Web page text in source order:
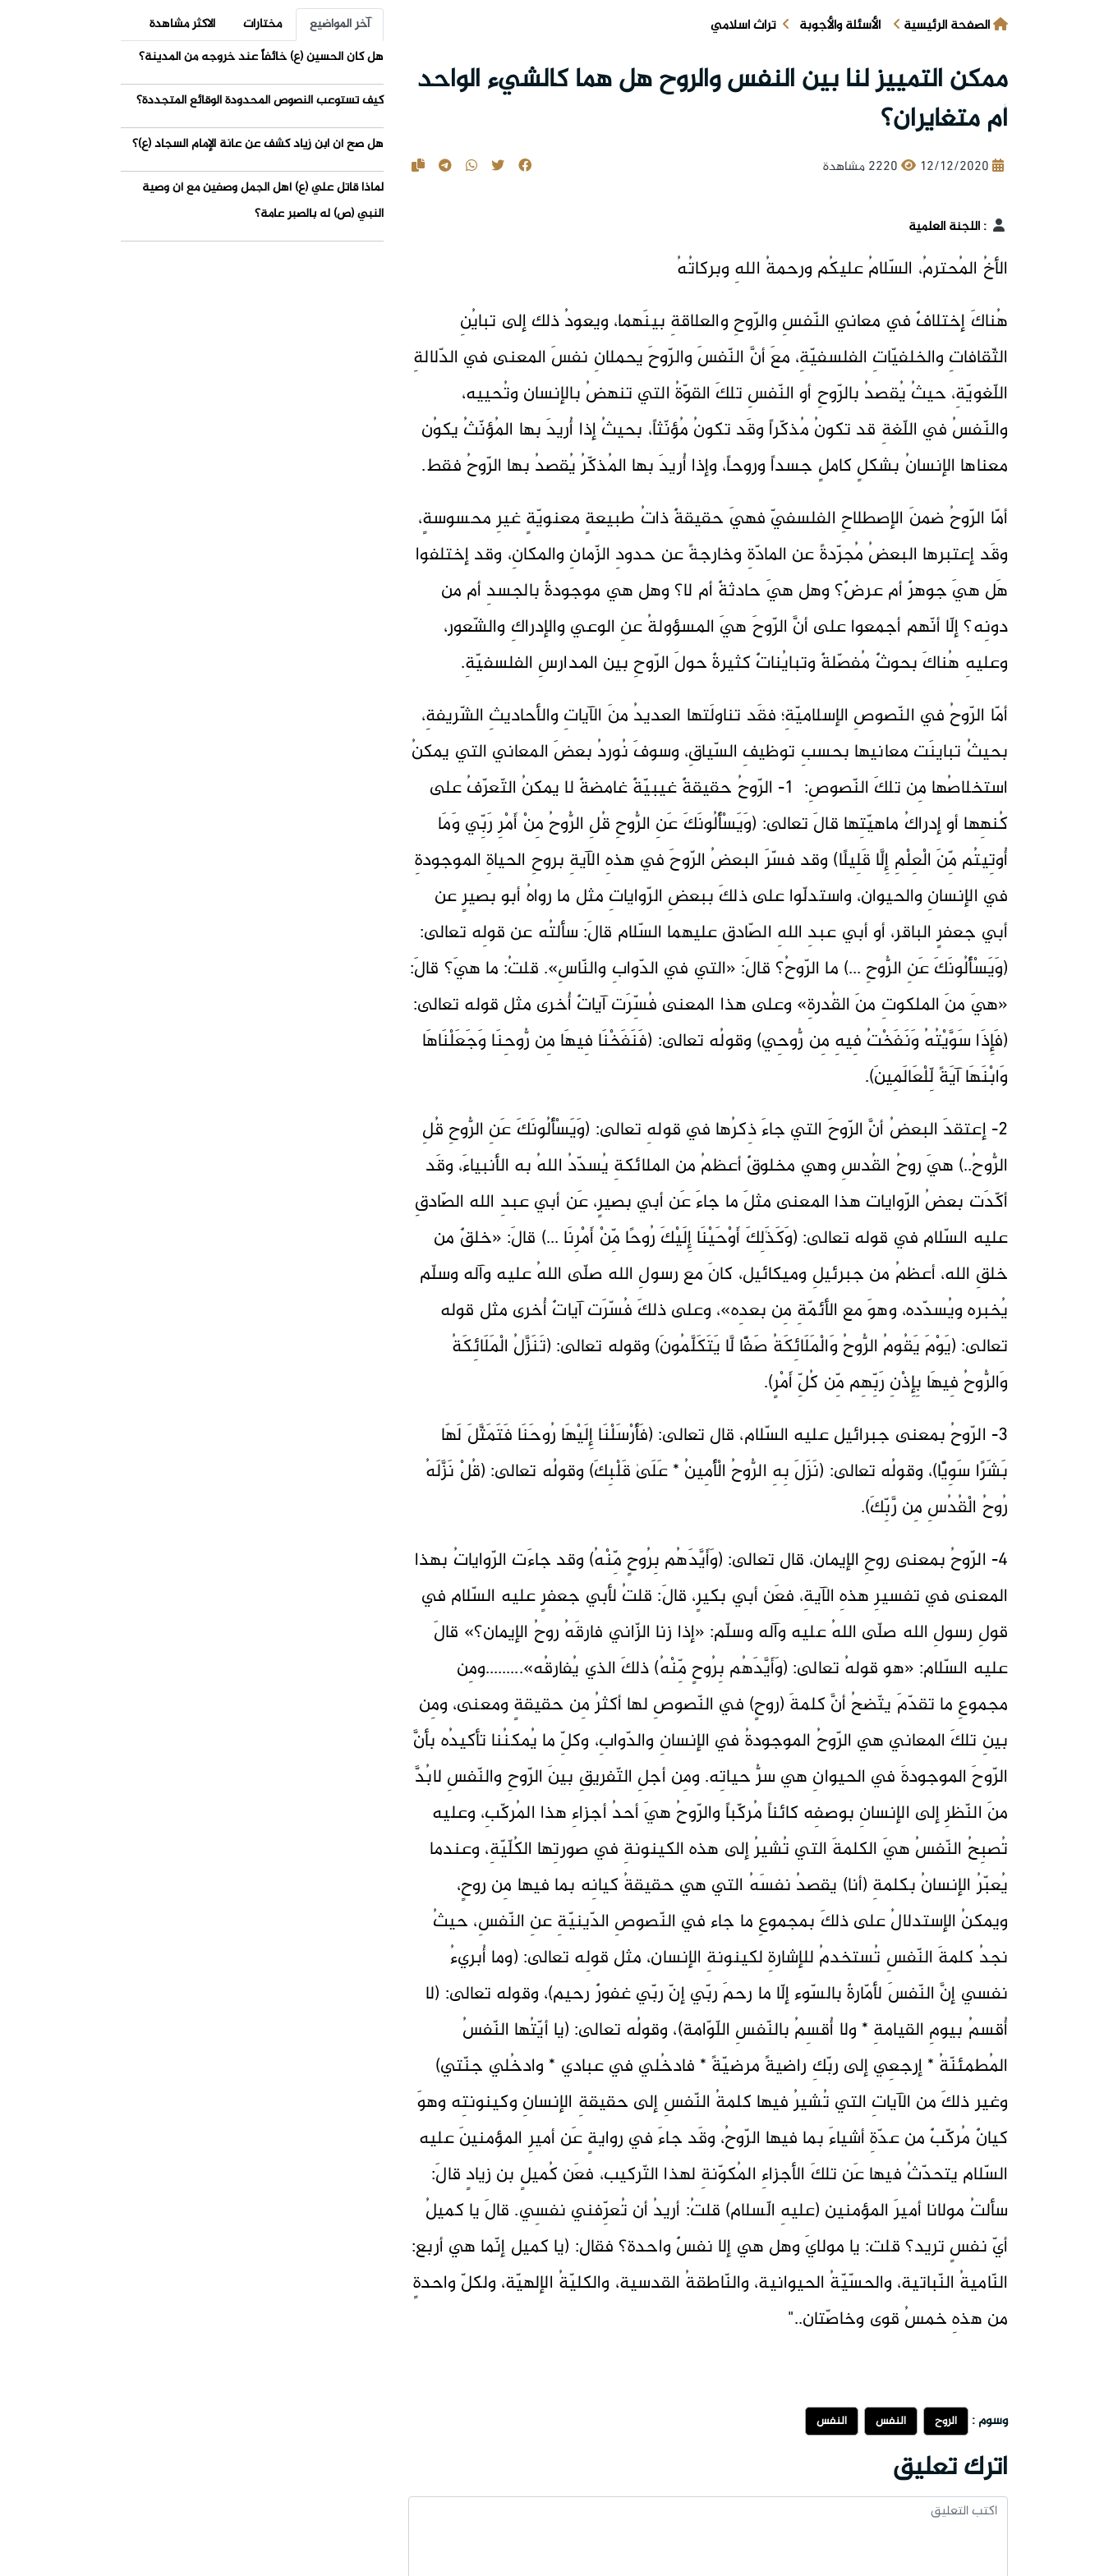
الصفحة الرئيسية الأسئلة والأجوبة تراث اسلامي
ممكن التمييز لنا بين النفس والروح هل هما كالشيء الواحد
أم متغايران؟
12/12/2020 2220 مشاهدة
:اللجنة العلمية
الأخُ المُحترمُ، السّلامُ عليكُم ورحمةُ اللهِ وبركاتُهُ
هُناكَ إختلافٌ في معاني النّفسِ والرّوحِ والعلاقةِ بينَهما، ويعودُ ذلك إلى تبايُنِ
الثّقافاتِ والخلفيّاتِ الفلسفيّةِ، معَ أنَّ النّفسَ والرّوحَ يحملانِ نفسَ المعنى في الدّلالةِ
اللّغويّةِ، حيثُ يُقصدُ بالرّوحِ أو النّفسِ تلكَ القوّةُ التي تنهضُ بالإنسان وتُحييه،
والنّفسُ في اللّغةِ قد تكونُ مُذكّراً وقَد تكونُ مُؤنّثاً، بحيثُ إذا أُريدَ بها المُؤنّثُ يكوُن
معناها الإنسانُ بشكلٍ كاملٍ جسداً وروحاً، وإذا أُريدَ بها المُذكّرُ يُقصدُ بها الرّوحُ فقط.
أمّا الرّوحُ ضمنَ الإصطلاحِ الفلسفيّ فهيَ حقيقةٌ ذاتُ طبيعةٍ معنويّةٍ غيرِ محسوسةٍ،
وقَد إعتبرها البعضُ مُجرّدةً عن المادّةِ وخارجةً عن حدودِ الزّمانِ والمكانِ، وقد إختلفوا
هَل هيَ جوهرٌ أم عرضٌ؟ وهل هيَ حادثةٌ أم لا؟ وهل هي موجودةٌ بالجسدِ أم من
دونِه؟ إلّا أنّهم أجمعوا على أنَّ الرّوحَ هيَ المسؤولةُ عنِ الوعي والإدراكِ والشّعور،
وعليهِ هُناكَ بحوثٌ مُفصّلةٌ وتبايُناتٌ كثيرةٌ حولَ الرّوحِ بين المدارسِ الفلسفيّةِ.
أمّا الرّوحُ في النّصوصِ الإسلاميّةِ؛ فقَد تناولَتها العديدُ منَ الآياتِ والأحاديثِ الشّريفةِ،
بحيثُ تباينَت معانيها بحسبِ توظيفِ السّياقِ، وسوفَ نُوردُ بعضَ المعاني التي يمكنُ
استخلاصُها مِن تلكَ النّصوصِ: 1- الرّوحُ حقيقةٌ غيبيّةٌ غامضةٌ لا يمكنُ التّعرّفُ على
كُنهِها أو إدراكُ ماهيّتِها قالَ تعالى: (وَيَسْأَلُونَكَ عَنِ الرُّوحِ قُلِ الرُّوحُ مِنْ أَمْرِ رَبِّي وَمَا
أُوتِيتُم مِّنَ الْعِلْمِ إِلَّا قَلِيلًا) وقد فسّرَ البعضُ الرّوحَ في هذهِ الآيةِ بروحِ الحياةِ الموجودةِ
في الإنسانِ والحيوان، واستدلّوا على ذلكَ ببعضِ الرّواياتِ مثل ما رواهُ أبو بصيرٍ عن
أبي جعفرٍ الباقر، أو أبي عبدِ اللهِ الصّادق عليهما السّلام قالَ: سألتُه عن قولِه تعالى:
(وَيَسْأَلُونَكَ عَنِ الرُّوحِ ...) ما الرّوحُ؟ قالَ: «التي في الدّوابِ والنّاسِ». قلتُ: ما هيَ؟ قالَ:
«هيَ منَ الملكوتِ منَ القُدرةِ» وعلى هذا المعنى فُسِّرَت آياتٌ أُخرى مثل قوله تعالى:
(فَإِذَا سَوَّيْتُهُ وَنَفَخْتُ فِيهِ مِن رُّوحِي) وقولُه تعالى: (فَنَفَخْنَا فِيهَا مِن رُّوحِنَا وَجَعَلْنَاهَا
وَابْنَهَا آيَةً لِّلْعَالَمِينَ).
2- إعتقدَ البعضُ أنَّ الرّوحَ التي جاءَ ذِكرُها في قولهِ تعالى: (وَيَسْأَلُونَكَ عَنِ الرُّوحِ قُلِ
الرُّوحُ..) هيَ روحُ القُدسِ وهي مخلوقٌ أعظمُ من الملائكةِ يُسدّدُ اللهُ به الأنبياءَ، وقَد
أكّدَت بعضُ الرّوايات هذا المعنى مثلَ ما جاءَ عَن أبي بصيرٍ، عَن أبي عبدِ الله الصّادقِ
عليه السّلام في قوله تعالى: (وَكَذَٰلِكَ أَوْحَيْنَا إِلَيْكَ رُوحًا مِّنْ أَمْرِنَا ...) قالَ: «خلقٌ من
خلقِ الله، أعظمُ من جبرئيلِ وميكائيل، كانَ مع رسولِ الله صلّى اللهُ عليه وآله وسلّم
يُخبره ويُسدّده، وهوَ مع الأئمّةِ مِن بعدِه»، وعلى ذلكَ فُسّرَت آياتٌ أُخرى مثل قوله
تعالى: (يَوْمَ يَقُومُ الرُّوحُ وَالْمَلَائِكَةُ صَفًّا لَّا يَتَكَلَّمُونَ) وقوله تعالى: (تَنَزَّلُ الْمَلَائِكَةُ
وَالرُّوحُ فِيهَا بِإِذْنِ رَبِّهِم مِّن كُلِّ أَمْرٍ).
3- الرّوحُ بمعنى جبرائيل عليه السّلام، قال تعالى: (فَأَرْسَلْنَا إِلَيْهَا رُوحَنَا فَتَمَثَّلَ لَهَا
بَشَرًا سَوِيًّا)، وقولُه تعالى: (نَزَلَ بِهِ الرُّوحُ الْأَمِينُ * عَلَىٰ قَلْبِكَ) وقولُه تعالى: (قُلْ نَزَّلَهُ
رُوحُ الْقُدُسِ مِن رَّبِّكَ).
4- الرّوحُ بمعنى روحِ الإيمان، قال تعالى: (وَأَيَّدَهُم بِرُوحٍ مِّنْهُ) وقد جاءَت الرّواياتُ بهذا
المعنى في تفسيرِ هذهِ الآيةِ، فعَن أبي بكيرٍ، قالَ: قلتُ لأبي جعفرٍ عليه السّلام في
قولِ رسولِ الله صلّى اللهُ عليه وآله وسلّم: «إذا زنا الزّاني فارقَهُ روحُ الإيمان؟» قالَ
عليه السّلام: «هو قولهُ تعالى: (وَأَيَّدَهُم بِرُوحٍ مِّنْهُ) ذلكَ الذي يُفارقُه».........ومِن
مجموعِ ما تقدّمَ يتّضحُ أنَّ كلمةَ (روحٍ) في النّصوصِ لها أكثرُ مِن حقيقةٍ ومعنى، ومِن
بينِ تلكَ المعاني هي الرّوحُ الموجودةُ في الإنسانِ والدّوابِ، وكلِّ ما يُمكنُنا تأكيدُه بأنَّ
الرّوحَ الموجودةَ في الحيوانِ هي سرُّ حياتِه. ومِن أجلِ التّفريقِ بينَ الرّوحِ والنّفسِ لابُدَّ
منَ النّظرِ إلى الإنسانِ بوصفِه كائناً مُركّباً والرّوحُ هيَ أحدُ أجزاءِ هذا المُركّبِ، وعليه
تُصبِحُ النّفسُ هيَ الكلمةَ التي تُشيرُ إلى هذه الكينونةِ في صورتِها الكُلّيّةِ، وعندما
يُعبّرُ الإنسانُ بكلمةِ (أنا) يقصدُ نفسَهُ التي هي حقيقةُ كيانِه بما فيها مِن روحٍ،
ويمكنُ الإستدلالُ على ذلكَ بمجموعِ ما جاء في النّصوصِ الدّينيّةِ عنِ النّفسِ، حيثُ
نجدُ كلمةَ النّفسِ تُستخدمُ للإشارةِ لكينونةِ الإنسان، مثل قولِه تعالى: (وما أُبريءُ
نفسي إنَّ النّفسَ لأمّارةٌ بالسّوء إلّا ما رحمَ ربّي إنّ ربّي غفورٌ رحيم)، وقوله تعالى: (لا
أُقسمُ بيومِ القيامةِ * ولا أُقسِمُ بالنّفسِ اللّوّامة)، وقولُه تعالى: (يا أيّتُها النّفسُ
المُطمئنّةُ * إرجعِي إلى ربّكِ راضيةً مرضيّةً * فادخُلي في عبادي * وادخُلي جنّتي)
وغير ذلكَ من الآياتِ التي تُشيرُ فيها كلمةُ النّفسِ إلى حقيقةِ الإنسانِ وكينونتِه وهوَ
كيانٌ مُركّبٌ من عدّةِ أشياءَ بما فيها الرّوحُ، وقَد جاءَ في روايةٍ عَن أميرِ المؤمنينَ عليه
السّلام يتحدّثُ فيها عَن تلكَ الأجزاءِ المُكوّنةِ لهذا التّركيب، فعَن كُميلٍ بن زيادٍ قالَ:
سألتُ مولانا أميرَ المؤمنين (عليهِ الّسلام) قلتُ: أريدُ أن تُعرِّفني نفسِي. قالَ يا كميلُ
أيّ نفسٍ تريد؟ قلت: يا مولايَ وهل هي إلا نفسٌ واحدة؟ فقال: (يا كميل إنّما هي أربع:
النّاميةُ النّباتية، والحسّيّةُ الحيوانية، والنّاطقةُ القدسية، والكليّةُ الإلهيّة، ولكلّ واحدةٍ
من هذهِ خمسُ قوى وخاصّتان.."
وسوم : الروح النفس النفس
اترك تعليق
آخر المواضيع مختارات
الاكثر مشاهدة
هل كان الحسين (ع) خائفاً عند خروجه من المدينة؟
كيف تستوعب النصوص المحدودة الوقائع المتجددة؟
هل صح أن ابن زياد كشف عن عانة الإمام السجاد (ع)؟
لماذا قاتل علي (ع) أهل الجمل وصفين مع أن وصية
النبي (ص) له بالصبر عامة؟